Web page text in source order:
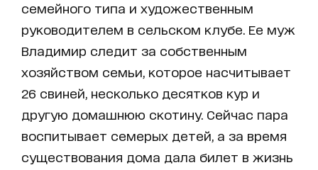
семейного типа и художественным
руководителем в сельском клубе. Ее муж
Владимир следит за собственным
хозяйством семьи, которое насчитывает
26 свиней, несколько десятков кур и
другую домашнюю скотину. Сейчас пара
воспитывает семерых детей, а за время
существования дома дала билет в жизнь